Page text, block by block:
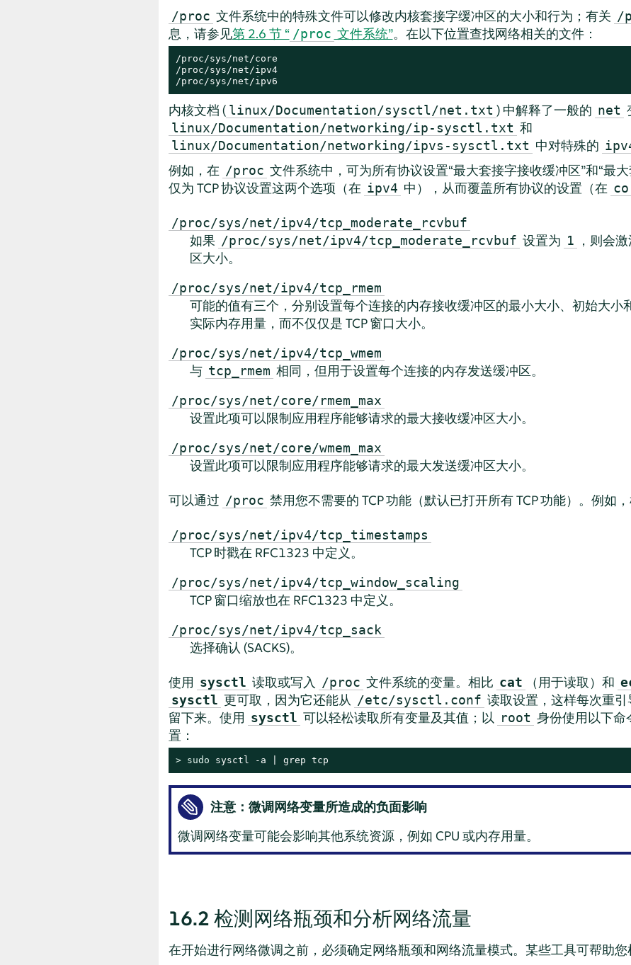
/proc 文件系统中的特殊文件可以修改内核套接字缓冲区的大小和行为；有关 /
息，请参见第 2.6 节 “ /proc 文件系统”。在以下位置查找网络相关的文件：
/proc/sys/net/core
/proc/sys/net/ipv4
/proc/sys/net/ipv6
内核文档 ( linux/Documentation/sysctl/net.txt ) 中解释了一般的 net
linux/Documentation/networking/ip-sysctl.txt 和
linux/Documentation/networking/ipvs-sysctl.txt 中对特殊的
例如，在 /proc 文件系统中，可为所有协议设置“最大套接字接收缓冲区”和“最
仅为 TCP 协议设置这两个选项（在 ipv4 中），从而覆盖所有协议的设置（在
/proc/sys/net/ipv4/tcp_moderate_rcvbuf
如果 /proc/sys/net/ipv4/tcp_moderate_rcvbuf 设置为 1
，则会
区大小。
/proc/sys/net/ipv4/tcp_rmem
可能的值有三个，分别设置每个连接的内存接收缓冲区的最小大小、初始大小
实际内存用量，而不仅仅是 TCP 窗口大小。
/proc/sys/net/ipv4/tcp_wmem
与 tcp_rmem 相同，但用于设置每个连接的内存发送缓冲区。
/proc/sys/net/core/rmem_max
设置此项可以限制应用程序能够请求的最大接收缓冲区大小。
/proc/sys/net/core/wmem_max
设置此项可以限制应用程序能够请求的最大发送缓冲区大小。
可以通过 /proc 禁用您不需要的 TCP 功能（默认已打开所有 TCP 功能）。例如
/proc/sys/net/ipv4/tcp_timestamps
TCP 时戳在 RFC1323 中定义。
/proc/sys/net/ipv4/tcp_window_scaling
TCP 窗口缩放也在 RFC1323 中定义。
/proc/sys/net/ipv4/tcp_sack
选择确认 (SACKS)。
使用 sysctl 读取或写入 /proc 文件系统的变量。相比 cat （用于读取）和
sysctl 更可取，因为它还能从 /etc/sysctl.conf 读取设置，这样每次重
留下来。使用 sysctl 可以轻松读取所有变量及其值；以 root 身份使用以下命
置：
> sudo sysctl -a | grep tcp
注意：微调网络变量所造成的负面影响
微调网络变量可能会影响其他系统资源，例如 CPU 或内存用量。
16.2 检测网络瓶颈和分析网络流量
在开始进行网络微调之前，必须确定网络瓶颈和网络流量模式。某些工具可帮助您